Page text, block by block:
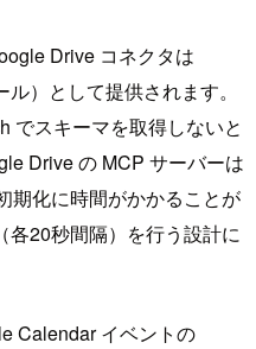
Drive コネクタは
）として提供されます。
でスキーマを取得しないと
Drive の MCP サーバーは
期化に時間がかかることが
各20秒間隔）を行う設計に
Calendar イベントの